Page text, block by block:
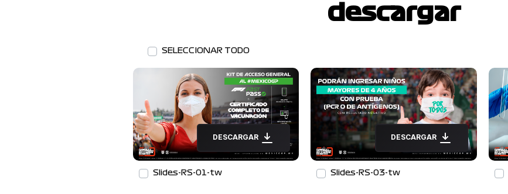
descargar
SELECCIONAR TODO
DESCARGAR
Slides-RS-01-tw
DESCARGAR
Slides-RS-03-tw